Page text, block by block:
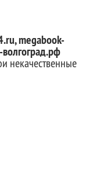
megabook-
некачественные